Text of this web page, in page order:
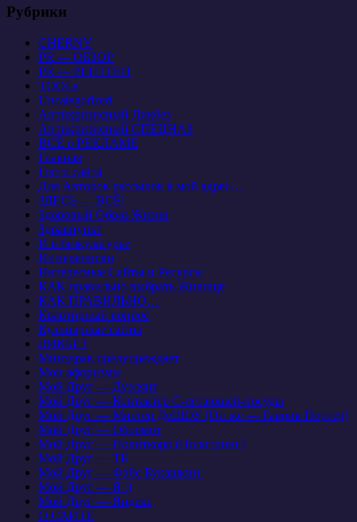
Рубрики
CHERNY
PR — ОБЗОР
PR — РЕНТГЕН
TOOLs
Uncategorized
Антикризисный Ликбез
Антикризисный СПЕЦНАЗ
ВСЁ о РЕКЛАМЕ
Главная
Гости сайта
Для Авторов рассылок в мой адрес…
ЗДЕСЬ — ВСЁ!
Здоровый Образ Жизни
Здравпункт
И в безкультурье
Из переписки
Интересные Сайты и Ресурсы
КАК правильно выбрать Жилище
КАК ПРАВИЛЬНО…
Квартирный вопрос
Кулинарные сайты
ЛИКБЕЗ
Минздрав предупреждает
Мои афоризмы
Мой Друг — Дуэлянт
Мой Друг — Контактёр С-летающей-посуды
Мой Друг — Мистер ДеШОУ (Он же — Гаврик Портер)
Мой Друг — Обормот
Мой Друг — Политкорр (Политринг)
Мой Друг — ТБ
Мой Друг — Фэйс Букашкин:
Мой Друг — Я :)
Мой Друг — Яндекс
О САЙТЕ